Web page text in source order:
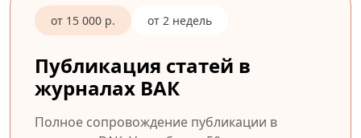
от 15 000 р. от 2 недель
Публикация статей в
журналах ВАК
Полное сопровождение публикации в